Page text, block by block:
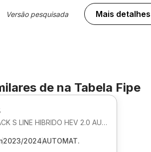
Versão pesquisada Mais detalhes
de na Tabela Fipe
SPORTBACK S LINE HIBRIDO HEV 2.0 AUTOMATICO
2023/2024AUTOMAT.